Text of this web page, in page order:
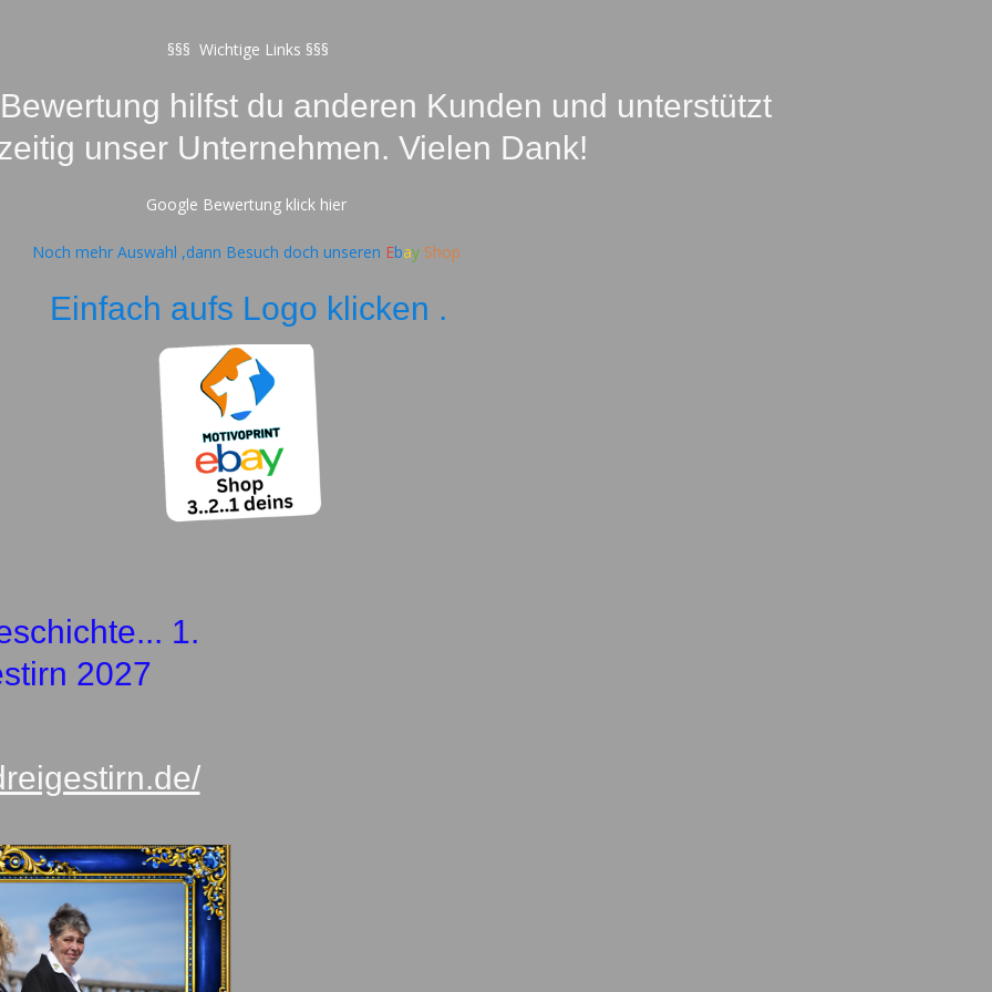
§§§ Wichtige Links §§§
hilfst du anderen Kunden und unterstützt
unser Unternehmen. Vielen Dank!
Google Bewertung klick hier
Noch mehr Auswahl ,dann Besuch doch unseren EbayShop
Einfach aufs Logo klicken .
1.
2027